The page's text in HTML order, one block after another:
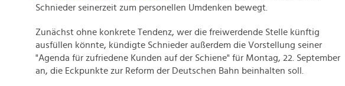
Schnieder seinerzeit zum personellen Umdenken bewegt.
Zunächst ohne konkrete Tendenz, wer die freiwerdende Stelle künftig
ausfüllen könnte, kündigte Schnieder außerdem die Vorstellung seiner
"Agenda für zufriedene Kunden auf der Schiene" für Montag, 22. September
an, die Eckpunkte zur Reform der Deutschen Bahn beinhalten soll.